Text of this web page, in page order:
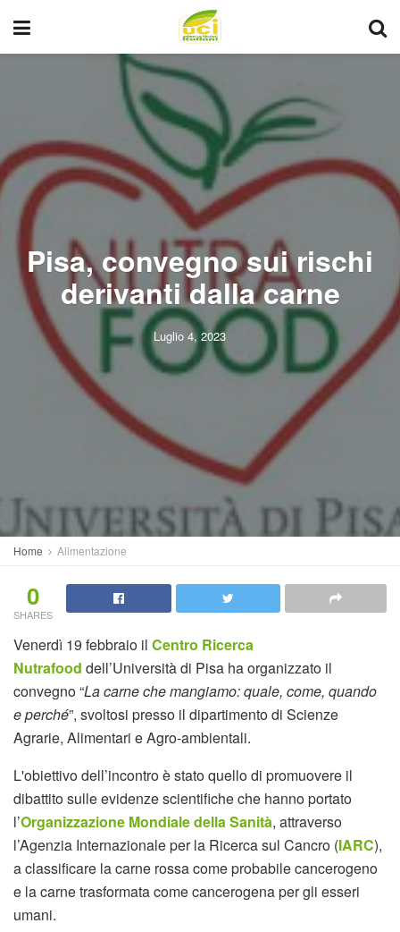
Pisa, convegno sui rischi
derivanti dalla carne
Luglio 4, 2023
Home Alimentazione
0
SHARES
Venerdì 19 febbraio il Centro Ricerca
Nutrafood dell’Università di Pisa ha organizzato il
convegno “La carne che mangiamo: quale, come, quando
e perché”, svoltosi presso il dipartimento di Scienze
Agrarie, Alimentari e Agro-ambientali.
L'obiettivo dell’incontro è stato quello di promuovere il
dibattito sulle evidenze scientifiche che hanno portato
l’Organizzazione Mondiale della Sanità, attraverso
l’Agenzia Internazionale per la Ricerca sul Cancro (IARC),
a classificare la carne rossa come probabile cancerogeno
e la carne trasformata come cancerogena per gli esseri
umani.